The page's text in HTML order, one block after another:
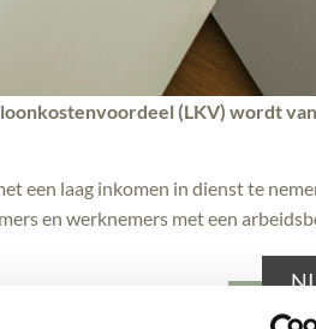
(LKV) wordt
een laag inkomen in dienst te
en werknemers met een